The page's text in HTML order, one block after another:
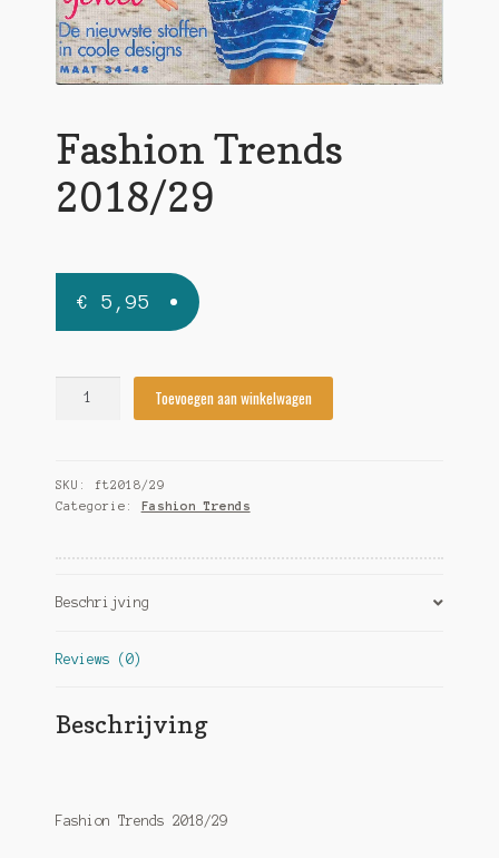
Fashion Trends
2018/29
€ 5,95
Toevoegen aan winkelwagen
SKU:
ft2018/29
Categorie: Fashion Trends
Beschrijving
Reviews (0)
Beschrijving
Fashion Trends 2018/29